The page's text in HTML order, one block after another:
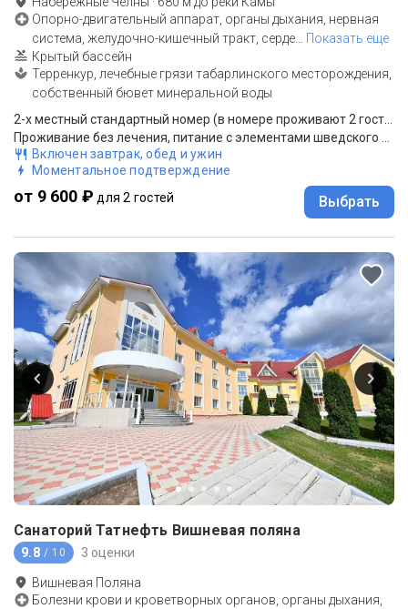
Опорно-двигательный аппарат, органы дыхания, нервная
система, желудочно-кишечный тракт, серде
Показать еще
Крытый бассейн
Терренкур, лечебные грязи табарлинского месторождения,
собственный бювет минеральной воды
Включен завтрак, обед и ужин
Моментальное подтверждение
от 9 600 ₽ для 2 гостей Выбрать
Санаторий Татнефть Вишневая поляна
9.8 / 10 3 оценки
Вишневая Поляна
Болезни крови и кроветворных органов, органы дыхания,